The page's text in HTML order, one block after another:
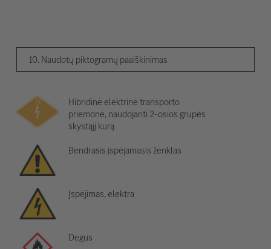
10. Naudotų piktogramų paaiškinimas
Hibridinė elektrinė transporto
priemonė, naudojanti 2-osios grupės
skystąjį kurą
Bendrasis įspėjamasis ženklas
Įspėjimas, elektra
Degus